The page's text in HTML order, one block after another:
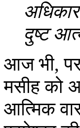
दुष्ट
आज भी,
मसीह को
आत्मिक